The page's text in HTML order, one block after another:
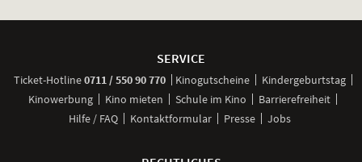
SERVICE
Ticket-Hotline0711 / 550 90 770anrufen
Kinogutscheine
Kindergeburtstag
Kinowerbung
Kino mieten Schule im Kino
Barrierefreiheit
Hilfe / FAQ
Kontaktformular Presse Jobs